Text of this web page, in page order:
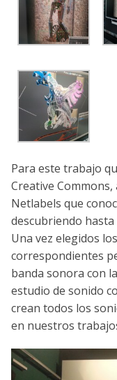
Para este trabajo
Creative
Netlabels que
descubriendo
Una vez elegidos
correspondientes
banda sonora con
estudio de sonido
crean todos los
en nuestros